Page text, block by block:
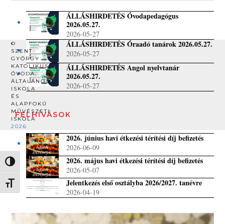
Nagy kontraszt váltása
Betűméret váltása
ÁLLÁSHIRDETÉS Óvodapedagógus
2026.05.27.
2026-05-27
ÁLLÁSHIRDETÉS Óraadó tanárok 2026.05.27.
2026-05-27
ÁLLÁSHIRDETÉS Angol nyelvtanár
2026.05.27.
2026-05-27
FELHÍVÁSOK
2026. június havi étkezési térítési díj befizetés
2026-06-09
2026. május havi étkezési térítési díj befizetés
2026-05-07
Jelentkezés első osztályba 2026/2027. tanévre
2026-04-19
©
SZENT
GYÖRGY
KATOLIKUS
ÓVODA,
ÁLTALÁNOS
ISKOLA
ÉS
ALAPFOKÚ
MŰVÉSZETI
ISKOLA
2026